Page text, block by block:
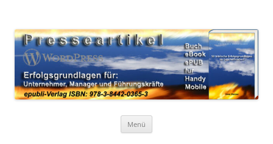
Erfolgsgrundlagen
Menü